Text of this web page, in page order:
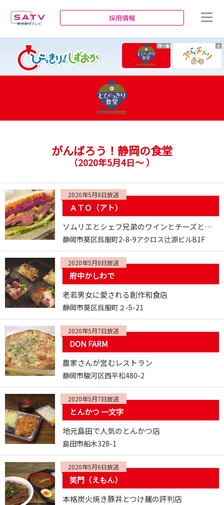
採用情報
月～金 土
がんばろう！静岡の食堂
（2020年5月4日～）
2020年5月8日放送
ＡＴＯ（アト）
ソムリエとシェフ兄弟のワインとチーズと料理のお店
静岡市葵区呉服町2-8-9アクロス辻源ビルB1F
2020年5月8日放送
府中かしわで
老若男女に愛される創作和食店
静岡市葵区呉服町２-5-21
2020年5月7日放送
DON FARM
農家さんが営むレストラン
静岡市駿河区西平松480-2
2020年5月7日放送
とんかつ 一文字
地元島田で人気のとんかつ店
島田市船木328-1
2020年5月6日放送
笑門（えもん）
本格炭火焼き豚丼とつけ麺の評判店